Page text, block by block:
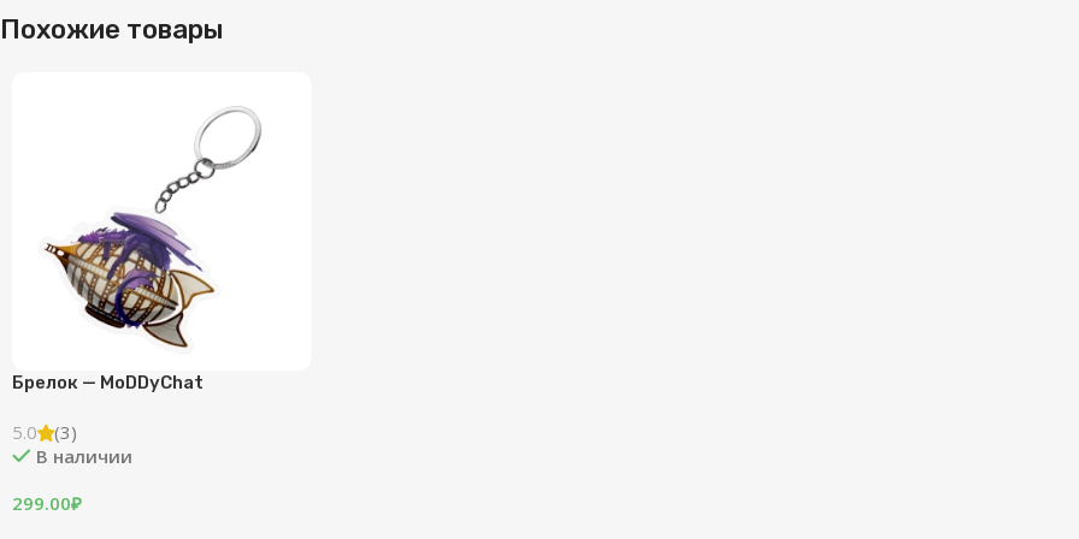
Похожие товары
Брелок — MoDDyChat
5.0
(3)
В наличии
299.00₽